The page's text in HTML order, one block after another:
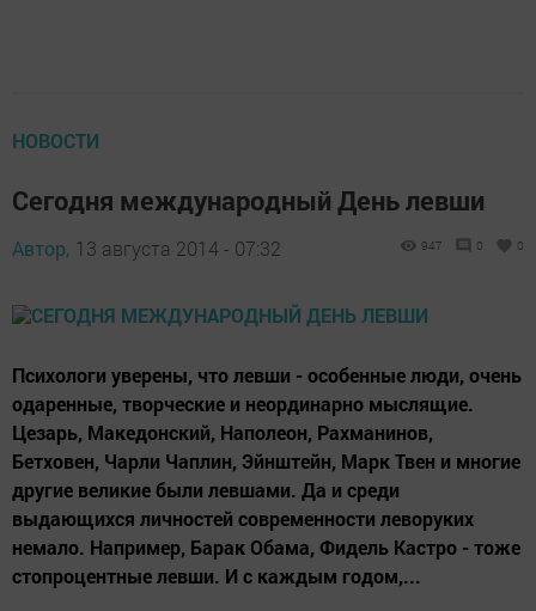
НОВОСТИ
Сегодня международный День левши
Автор, 13 августа 2014 - 07:32 947 0 0
Психологи уверены, что левши - особенные люди, очень
одаренные, творческие и неординарно мыслящие.
Цезарь, Македонский, Наполеон, Рахманинов,
Бетховен, Чарли Чаплин, Эйнштейн, Марк Твен и многие
другие великие были левшами. Да и среди
выдающихся личностей современности леворуких
немало. Например, Барак Обама, Фидель Кастро - тоже
стопроцентные левши. И с каждым годом,...